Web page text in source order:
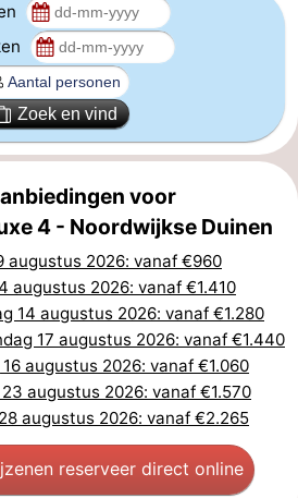
Zoek en vind
voor
4 - Noordwijkse Duinen
9 augustus 2026: vanaf €960
augustus 2026: vanaf €1.410
14 augustus 2026: vanaf €1.280
17 augustus 2026: vanaf €1.440
augustus 2026: vanaf €1.060
augustus 2026: vanaf €1.570
augustus 2026: vanaf €2.265
en reserveer direct online